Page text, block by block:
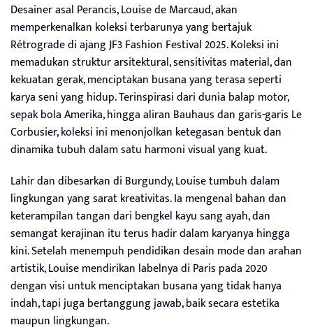
Desainer asal Perancis, Louise de Marcaud, akan
memperkenalkan koleksi terbarunya yang bertajuk
Rétrograde di ajang JF3 Fashion Festival 2025. Koleksi ini
memadukan struktur arsitektural, sensitivitas material, dan
kekuatan gerak, menciptakan busana yang terasa seperti
karya seni yang hidup. Terinspirasi dari dunia balap motor,
sepak bola Amerika, hingga aliran Bauhaus dan garis-garis Le
Corbusier, koleksi ini menonjolkan ketegasan bentuk dan
dinamika tubuh dalam satu harmoni visual yang kuat.
Lahir dan dibesarkan di Burgundy, Louise tumbuh dalam
lingkungan yang sarat kreativitas. Ia mengenal bahan dan
keterampilan tangan dari bengkel kayu sang ayah, dan
semangat kerajinan itu terus hadir dalam karyanya hingga
kini. Setelah menempuh pendidikan desain mode dan arahan
artistik, Louise mendirikan labelnya di Paris pada 2020
dengan visi untuk menciptakan busana yang tidak hanya
indah, tapi juga bertanggung jawab, baik secara estetika
maupun lingkungan.